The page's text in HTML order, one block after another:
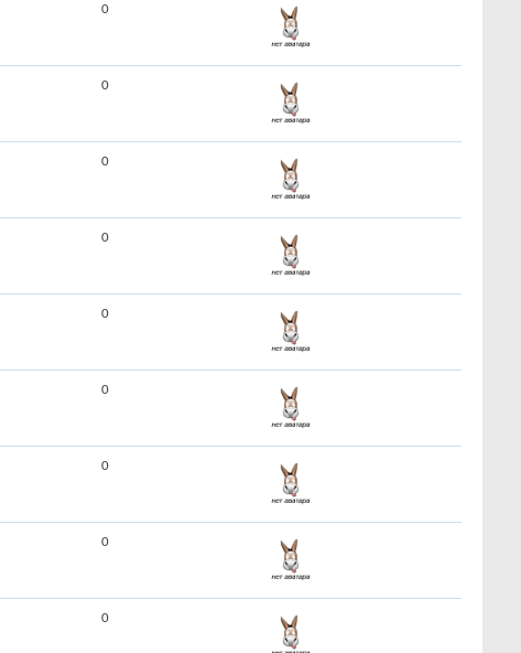
0
0
0
0
0
0
0
0
0